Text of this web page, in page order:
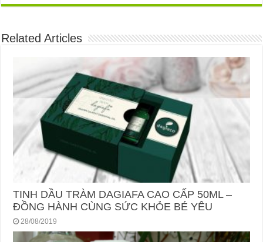
Related Articles
TINH DẦU TRÀM DAGIAFA CAO CẤP 50ML –
ĐỒNG HÀNH CÙNG SỨC KHỎE BÉ YÊU
28/08/2019